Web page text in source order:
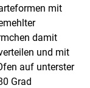
mit
damit
und mit
auf unterster
Grad